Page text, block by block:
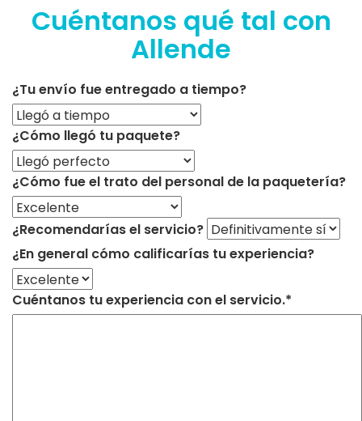
Cuéntanos qué tal con
Allende
¿Tu envío fue entregado a tiempo?
¿Cómo llegó tu paquete?
¿Cómo fue el trato del personal de la paquetería?
¿Recomendarías el servicio?
¿En general cómo calificarías tu experiencia?
Cuéntanos tu experiencia con el servicio.*